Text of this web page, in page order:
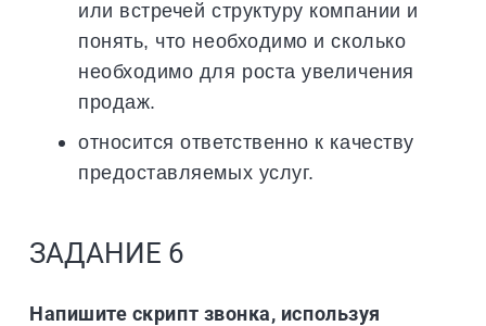
или встречей структуру компании и
понять, что необходимо и сколько
необходимо для роста увеличения
продаж.
относится ответственно к качеству
предоставляемых услуг.
ЗАДАНИЕ 6
Напишите скрипт звонка, используя